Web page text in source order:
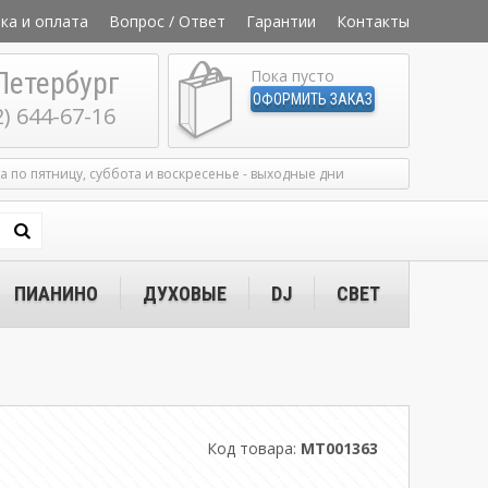
и оплата Вопрос / Ответ Гарантии Контакты
644-67-16
Пока пусто
ОФОРМИТЬ ЗАКАЗ
по пятницу, суббота и воскресенье - выходные дни
ПИАНИНО ДУХОВЫЕ DJ СВЕТ
Код товара: MT001363